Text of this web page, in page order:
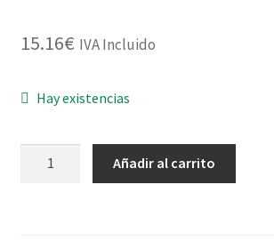
15.16€ IVA Incluido
Hay existencias
Añadir al carrito